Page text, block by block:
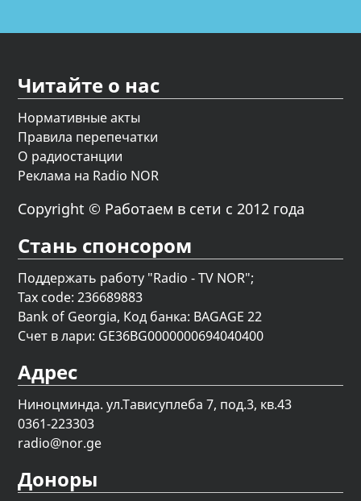
Читайте о нас
Нормативные акты
Правила перепечатки
О радиостанции
Реклама на Radio NOR
Copyright © Работаем в сети с 2012 года
Стань спонсором
Поддержать работу "Radio - TV NOR";
Tax code: 236689883
Bank of Georgia, Код банка: BAGAGE 22
Счет в лари: GE36BG0000000694040400
Адрес
Ниноцминда. ул.Тависуплеба 7, под.3, кв.43
0361-223303
radio@nor.ge
Доноры